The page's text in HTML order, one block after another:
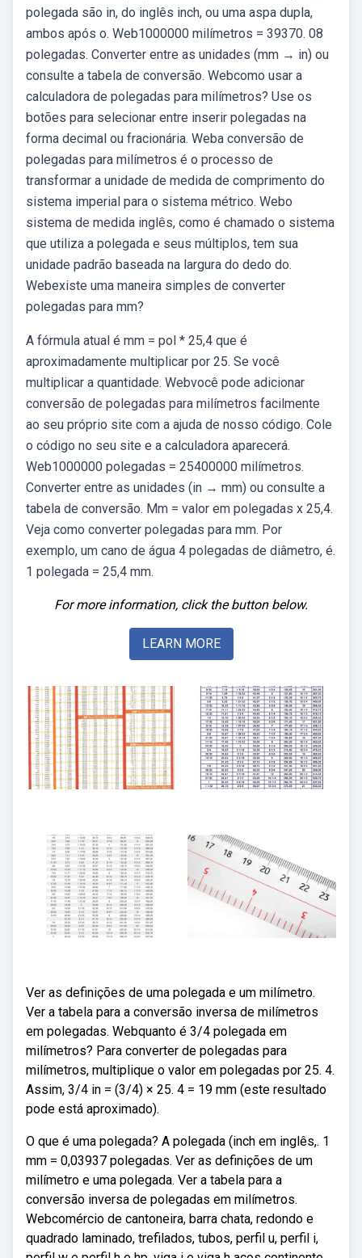
polegada são in, do inglês inch, ou uma aspa dupla,
ambos após o. Web1000000 milímetros = 39370. 08
polegadas. Converter entre as unidades (mm → in) ou
consulte a tabela de conversão. Webcomo usar a
calculadora de polegadas para milímetros? Use os
botões para selecionar entre inserir polegadas na
forma decimal ou fracionária. Weba conversão de
polegadas para milímetros é o processo de
transformar a unidade de medida de comprimento do
sistema imperial para o sistema métrico. Webo
sistema de medida inglês, como é chamado o sistema
que utiliza a polegada e seus múltiplos, tem sua
unidade padrão baseada na largura do dedo do.
Webexiste uma maneira simples de converter
polegadas para mm?
A fórmula atual é mm = pol * 25,4 que é
aproximadamente multiplicar por 25. Se você
multiplicar a quantidade. Webvocê pode adicionar
conversão de polegadas para milímetros facilmente
ao seu próprio site com a ajuda de nosso código. Cole
o código no seu site e a calculadora aparecerá.
Web1000000 polegadas = 25400000 milímetros.
Converter entre as unidades (in → mm) ou consulte a
tabela de conversão. Mm = valor em polegadas x 25,4.
Veja como converter polegadas para mm. Por
exemplo, um cano de água 4 polegadas de diâmetro, é.
1 polegada = 25,4 mm.
For more information, click the button below.
LEARN MORE
Ver as definições de uma polegada e um milímetro.
Ver a tabela para a conversão inversa de milímetros
em polegadas. Webquanto é 3/4 polegada em
milímetros? Para converter de polegadas para
milímetros, multiplique o valor em polegadas por 25. 4.
Assim, 3/4 in = (3/4) × 25. 4 = 19 mm (este resultado
pode está aproximado).
O que é uma polegada? A polegada (inch em inglês,. 1
mm = 0,03937 polegadas. Ver as definições de um
milímetro e uma polegada. Ver a tabela para a
conversão inversa de polegadas em milímetros.
Webcomércio de cantoneira, barra chata, redondo e
quadrado laminado, trefilados, tubos, perfil u, perfil i,